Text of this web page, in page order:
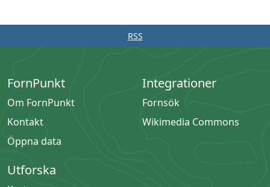
RSS
FornPunkt
Om FornPunkt
Kontakt
Öppna data
Integrationer
Fornsök
Wikimedia Commons
Utforska